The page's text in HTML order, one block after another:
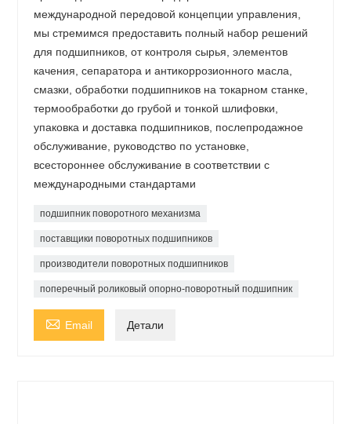
международной передовой концепции управления,
мы стремимся предоставить полный набор решений
для подшипников, от контроля сырья, элементов
качения, сепаратора и антикоррозионного масла,
смазки, обработки подшипников на токарном станке,
термообработки до грубой и тонкой шлифовки,
упаковка и доставка подшипников, послепродажное
обслуживание, руководство по установке,
всестороннее обслуживание в соответствии с
международными стандартами
подшипник поворотного механизма
поставщики поворотных подшипников
производители поворотных подшипников
поперечный роликовый опорно-поворотный подшипник
 Email Детали